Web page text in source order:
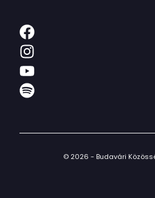
© 2026 - Budavári